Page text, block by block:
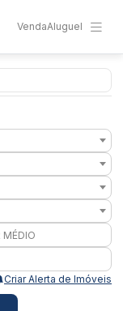
VendaAluguel
Criar Alerta de Imóveis